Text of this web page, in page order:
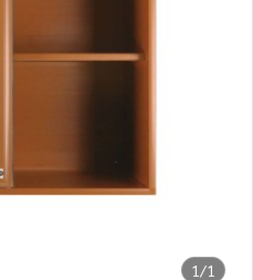
1/1